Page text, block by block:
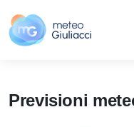
Previsioni